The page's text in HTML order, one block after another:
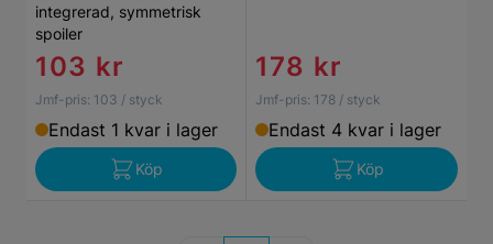
integrerad, symmetrisk
spoiler
103 kr
Jmf-pris: 103 / styck
Endast 1 kvar i lager
Köp
178 kr
Jmf-pris: 178 / styck
Endast 4 kvar i lager
Köp